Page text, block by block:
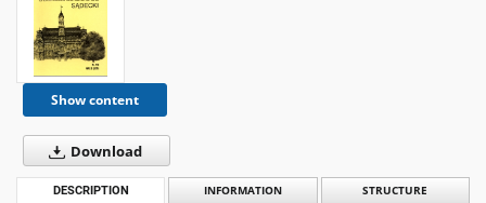
Show content
Download
DESCRIPTION INFORMATION STRUCTURE